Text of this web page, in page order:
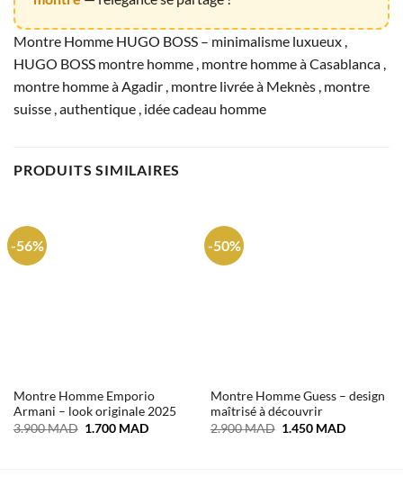
Montre Homme HUGO BOSS – minimalisme luxueux ,
HUGO BOSS montre homme , montre homme à Casablanca ,
montre homme à Agadir , montre livrée à Meknès , montre
suisse , authentique , idée cadeau homme
PRODUITS SIMILAIRES
-56%
Montre Homme Emporio
Armani – look originale 2025
3.900MAD Le
1.700 MADLe
-50%
Montre Homme Guess – design
maîtrisé à découvrir
2.900MAD Le
1.450 MADLe